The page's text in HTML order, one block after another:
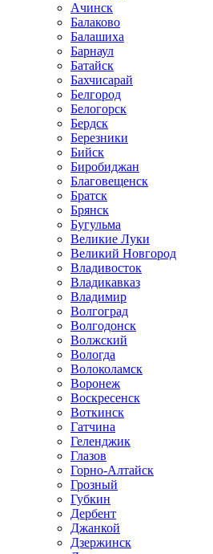
Ачинск
Балаково
Балашиха
Барнаул
Батайск
Бахчисарай
Белгород
Белогорск
Бердск
Березники
Бийск
Биробиджан
Благовещенск
Братск
Брянск
Бугульма
Великие Луки
Великий Новгород
Владивосток
Владикавказ
Владимир
Волгоград
Волгодонск
Волжский
Вологда
Волоколамск
Воронеж
Воскресенск
Воткинск
Гатчина
Геленджик
Глазов
Горно-Алтайск
Грозный
Губкин
Дербент
Джанкой
Дзержинск